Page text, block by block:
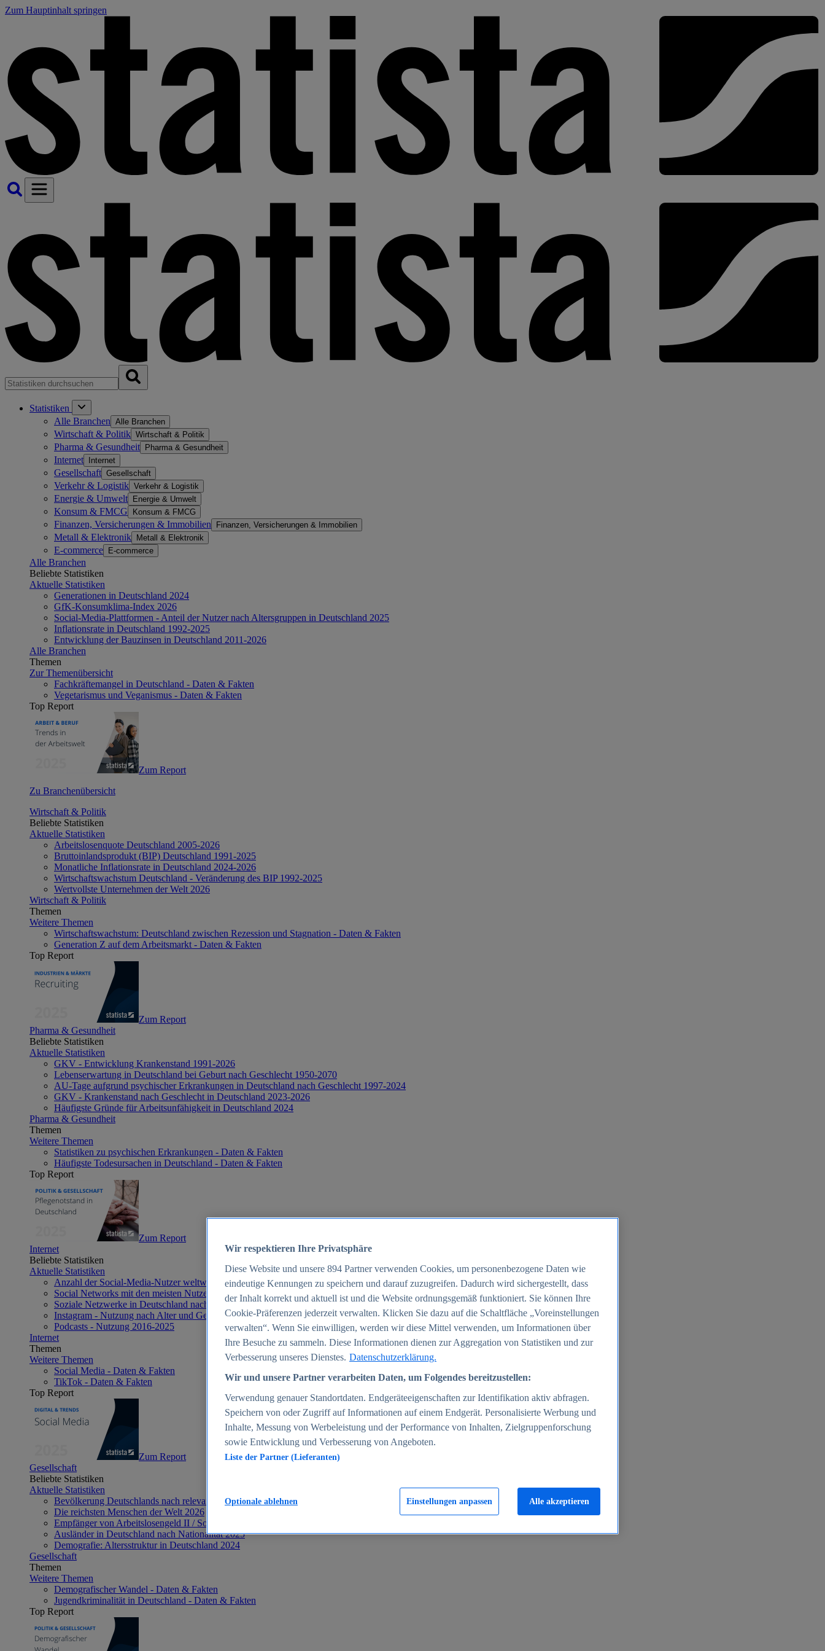
Zum Hauptinhalt springen
Statistiken
Alle Branchen Alle Branchen
Wirtschaft & Politik Wirtschaft & Politik
Pharma & Gesundheit Pharma & Gesundheit
Internet Internet
Gesellschaft Gesellschaft
Verkehr & Logistik Verkehr & Logistik
Energie & Umwelt Energie & Umwelt
Konsum & FMCG Konsum & FMCG
Finanzen, Versicherungen & Immobilien Finanzen, Versicherungen & Immobilien
Metall & Elektronik Metall & Elektronik
E-commerce E-commerce
Alle Branchen
Beliebte Statistiken
Aktuelle Statistiken
Generationen in Deutschland 2024
GfK-Konsumklima-Index 2026
Social-Media-Plattformen - Anteil der Nutzer nach Altersgruppen in Deutschland 2025
Inflationsrate in Deutschland 1992-2025
Entwicklung der Bauzinsen in Deutschland 2011-2026
Alle Branchen
Themen
Zur Themenübersicht
Fachkräftemangel in Deutschland - Daten & Fakten
Vegetarismus und Veganismus - Daten & Fakten
Top Report
Zum Report
Zu Branchenübersicht
Wirtschaft & Politik
Beliebte Statistiken
Aktuelle Statistiken
Arbeitslosenquote Deutschland 2005-2026
Bruttoinlandsprodukt (BIP) Deutschland 1991-2025
Monatliche Inflationsrate in Deutschland 2024-2026
Wirtschaftswachstum Deutschland - Veränderung des BIP 1992-2025
Wertvollste Unternehmen der Welt 2026
Wirtschaft & Politik
Themen
Weitere Themen
Wirtschaftswachstum: Deutschland zwischen Rezession und Stagnation - Daten & Fakten
Generation Z auf dem Arbeitsmarkt - Daten & Fakten
Top Report
Zum Report
Pharma & Gesundheit
Beliebte Statistiken
Aktuelle Statistiken
GKV - Entwicklung Krankenstand 1991-2026
Lebenserwartung in Deutschland bei Geburt nach Geschlecht 1950-2070
AU-Tage aufgrund psychischer Erkrankungen in Deutschland nach Geschlecht 1997-2024
GKV - Krankenstand nach Geschlecht in Deutschland 2023-2026
Häufigste Gründe für Arbeitsunfähigkeit in Deutschland 2024
Pharma & Gesundheit
Themen
Weitere Themen
Statistiken zu psychischen Erkrankungen - Daten & Fakten
Häufigste Todesursachen in Deutschland - Daten & Fakten
Top Report
Zum Report
Internet
Beliebte Statistiken
Aktuelle Statistiken
Anzahl der Social-Media-Nutzer weltweit 2012-2025
Social Networks mit den meisten Nutzern weltweit 2025
Soziale Netzwerke in Deutschland nach Generationen 2025
Instagram - Nutzung nach Alter und Geschlecht in Deutschland 2025
Podcasts - Nutzung 2016-2025
Internet
Themen
Weitere Themen
Social Media - Daten & Fakten
TikTok - Daten & Fakten
Top Report
Zum Report
Gesellschaft
Beliebte Statistiken
Aktuelle Statistiken
Bevölkerung Deutschlands nach relevanten Altersgruppen 2024
Die reichsten Menschen der Welt 2026
Empfänger von Arbeitslosengeld II / Sozialgeld / Bürgergeld in Deutschland 2005-2025
Ausländer in Deutschland nach Nationalität 2025
Demografie: Altersstruktur in Deutschland 2024
Gesellschaft
Themen
Weitere Themen
Demografischer Wandel - Daten & Fakten
Jugendkriminalität in Deutschland - Daten & Fakten
Top Report
Wir respektieren Ihre Privatsphäre
Diese Website und unsere 894 Partner verwenden Cookies, um personenbezogene Daten wie
eindeutige Kennungen zu speichern und darauf zuzugreifen. Dadurch wird sichergestellt, dass
der Inhalt korrekt und aktuell ist und die Website ordnungsgemäß funktioniert. Sie können Ihre
Cookie-Präferenzen jederzeit verwalten. Klicken Sie dazu auf die Schaltfläche „Voreinstellungen
verwalten“. Wenn Sie einwilligen, werden wir diese Mittel verwenden, um Informationen über
Ihre Besuche zu sammeln. Diese Informationen dienen zur Aggregation von Statistiken und zur
Verbesserung unseres Dienstes. Datenschutzerklärung.
Wir und unsere Partner verarbeiten Daten, um Folgendes bereitzustellen:
Verwendung genauer Standortdaten. Endgeräteeigenschaften zur Identifikation aktiv abfragen.
Speichern von oder Zugriff auf Informationen auf einem Endgerät. Personalisierte Werbung und
Inhalte, Messung von Werbeleistung und der Performance von Inhalten, Zielgruppenforschung
sowie Entwicklung und Verbesserung von Angeboten.
Liste der Partner (Lieferanten)
Einstellungen anpassen
Optionale ablehnen Alle akzeptieren